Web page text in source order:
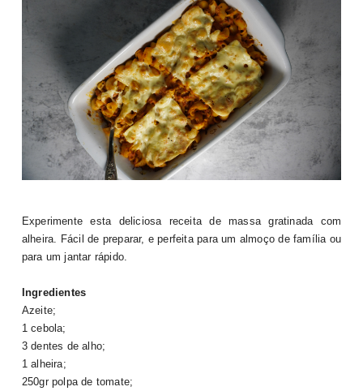
Experimente esta deliciosa receita de massa gratinada com
alheira. Fácil de preparar, e perfeita para um almoço de família ou
para um jantar rápido.
Ingredientes
Azeite;
1 cebola;
3 dentes de alho;
1 alheira;
250gr polpa de tomate;